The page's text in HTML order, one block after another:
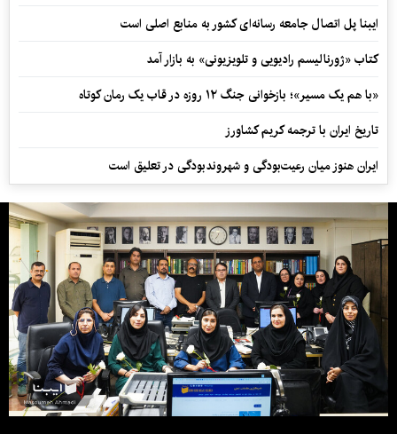
ایبنا پل اتصال جامعه رسانه‌ای کشور به منابع اصلی است
کتاب «ژورنالیسم رادیویی و تلویزیونی» به بازار آمد
«با هم یک مسیر»؛ بازخوانی جنگ ۱۲ روزه در قاب یک رمان کوتاه
تاریخ ایران با ترجمه کریم کشاورز
ایران هنوز میان رعیت‌بودگی و شهروندبودگی در تعلیق است